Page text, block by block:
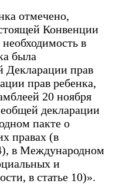
отмечено,
Конвенции
в
была
Декларации прав
прав ребенка,
20 ноября
декларации
пакте о
правах (в
в Международном
и
в статье 10)».